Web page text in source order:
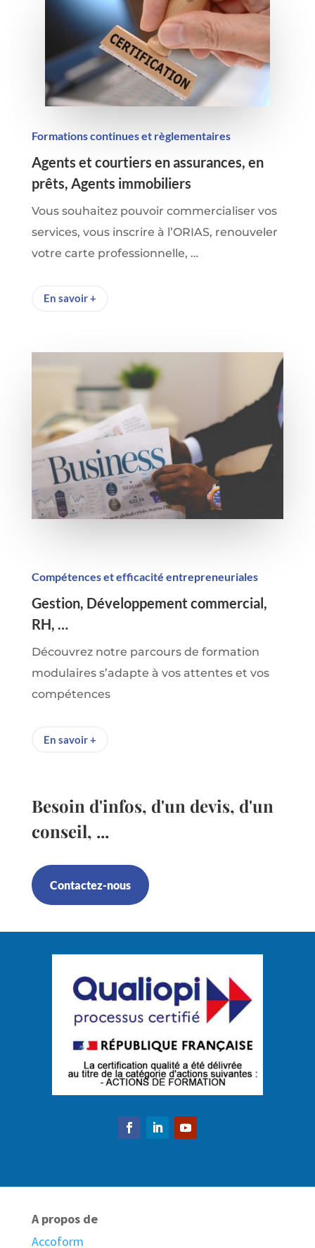
Formations continues et règlementaires
Agents et courtiers en assurances, en
prêts, Agents immobiliers
Vous souhaitez pouvoir commercialiser vos
services, vous inscrire à l’ORIAS, renouveler
votre carte professionnelle, …
En savoir +
Compétences et efficacité entrepreneuriales
Gestion, Développement commercial,
RH, …
Découvrez notre parcours de formation
modulaires s’adapte à vos attentes et vos
compétences
En savoir +
Besoin d'infos, d'un devis, d'un
conseil, ...
Contactez-nous
A propos de
Accoform